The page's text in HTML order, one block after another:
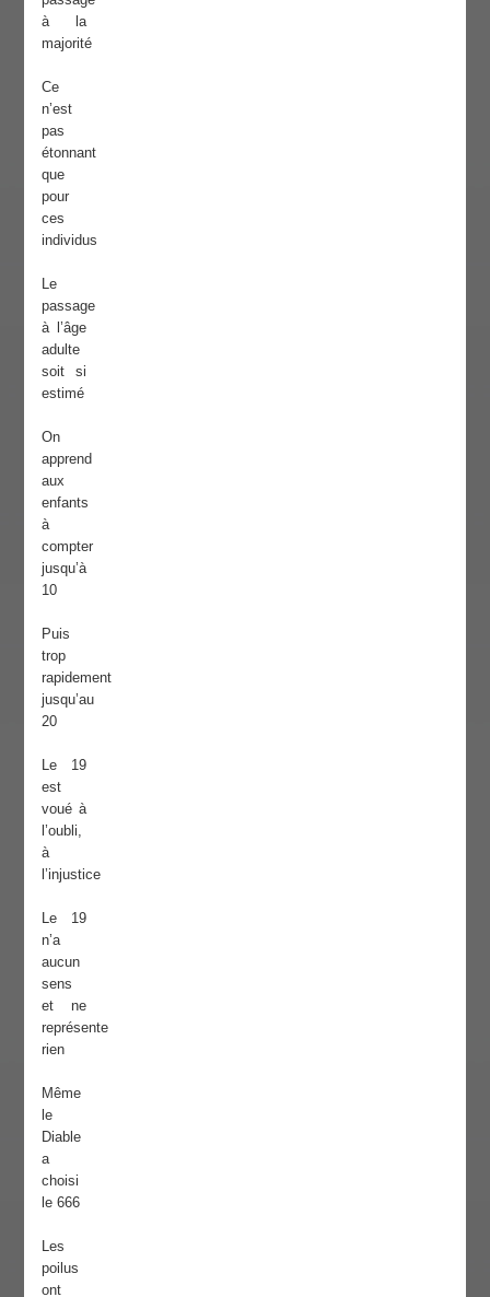
à la
majorité
Ce
n’est
pas
étonnant
que
pour
ces
individus
Le
passage
à l’âge
adulte
soit si
estimé
On
apprend
aux
enfants
à
compter
jusqu’à
10
Puis
trop
rapidement
jusqu’au
20
Le 19
est
voué à
l’oubli,
à
l’injustice
Le 19
n’a
aucun
sens
et ne
représente
rien
Même
le
Diable
a
choisi
le 666
Les
poilus
ont